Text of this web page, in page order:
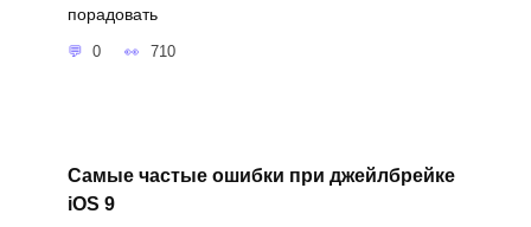
порадовать
0 710
Самые частые ошибки при джейлбрейке
iOS 9